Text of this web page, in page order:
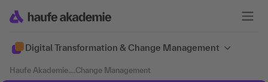
Digital Transformation & Change Management
Haufe Akademie....Change Management